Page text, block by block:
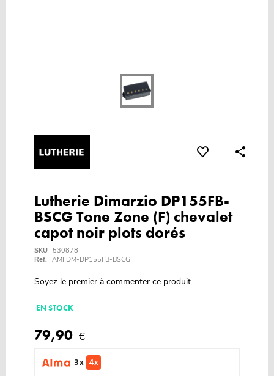
Lutherie Dimarzio DP155FB-
BSCG Tone Zone (F) chevalet
capot noir plots dorés
SKU
530878
Ref. AMI DM-DP155FB-BSCG
Soyez le premier à commenter ce produit
EN STOCK
79,90 €
3 x 4 x